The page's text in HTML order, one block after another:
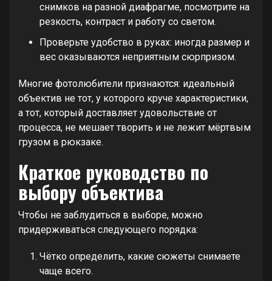
снимков на разной диафрагме, посмотрите на
резкость, контраст и работу со светом.
Проверьте удобство в руках: иногда размер и
вес оказываются неприятным сюрпризом.
Многие фотолюбители признаются: идеальный
объектив не тот, у которого круче характеристики,
а тот, который доставляет удовольствие от
процесса, не мешает творить и не лежит мёртвым
грузом в рюкзаке.
Краткое руководство по
выбору объектива
Чтобы не заблудиться в выборе, можно
придерживаться следующего порядка:
Чётко определить, какие сюжеты снимаете
чаще всего.